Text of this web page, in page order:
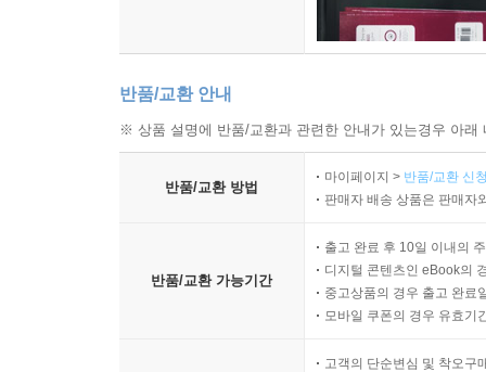
반품/교환 안내
※ 상품 설명에 반품/교환과 관련한 안내가 있는경우 아
반품/교환 방법
마이페이지 > 반품/교환 신
판매자 배송 상품은 판매자
반품/교환 가능기간
출고 완료 후 10일 이내의
디지털 콘텐츠인 eBook의
중고상품의 경우 출고 완료
모바일 쿠폰의 경우 유효기
고객의 단순변심 및 착오구